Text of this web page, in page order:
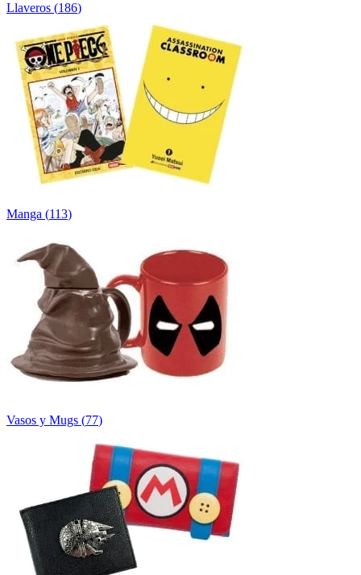
Llaveros (186)
Manga (113)
Vasos y Mugs (77)